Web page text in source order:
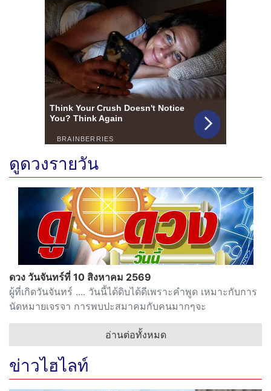
ดูดวงรายวัน
ดวง วันจันทร์ที่ 10 สิงหาคม 2569
ผู้ที่เกิดวันจันทร์ .... วันนี้ได้ดิบได้ดีเพราะคำพูด เหมาะกับการ
นัดหมายเจรจา การพบปะสมาคมกับคนมากๆจะ
อ่านต่อทั้งหมด
ข่าวไฮไลท์